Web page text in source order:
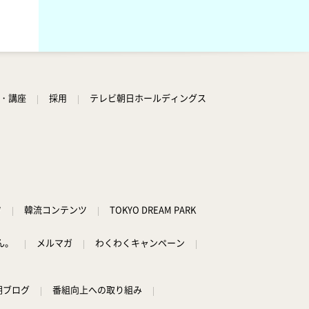
講座 採用 テレビ朝日ホールディングス
韓流コンテンツ TOKYO DREAM PARK
メルマガ
わくわくキャンペーン
ログ
番組向上への取り組み